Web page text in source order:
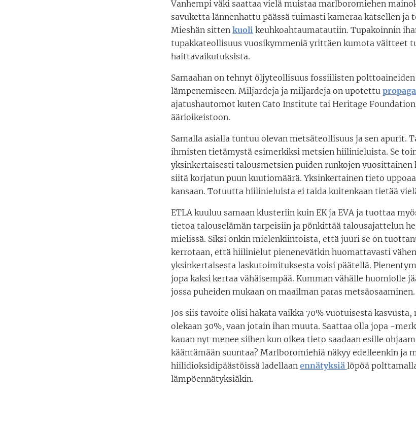
Vanhempi väki saattaa vielä muistaa marlboromiehen
savuketta lännenhattu päässä tuimasti kameraa katsellen ja
Mieshän sitten kuoli keuhkoahtaumatautiin. Tupakoinnin
tupakkateollisuus vuosikymmeniä yrittäen kumota väitteet
haittavaikutuksista.
Samaahan on tehnyt öljyteollisuus fossiilisten
lämpenemiseen. Miljardeja ja miljardeja on upotettu
ajatushautomot kuten Cato Institute tai Heritage
äärioikeistoon.
Samalla asialla tuntuu olevan metsäteollisuus ja sen apurit.
ihmisten tietämystä esimerkiksi metsien hiilinieluista. Se
yksinkertaisesti talousmetsien puiden runkojen vuosittainen
siitä korjatun puun kuutiomäärä. Yksinkertainen tieto
kansaan. Totuutta hiilinieluista ei taida kuitenkaan tietää
ETLA kuuluu samaan klusteriin kuin EK ja EVA ja tuottaa
tietoa talouselämän tarpeisiin ja pönkittää talousajattelun
mielissä. Siksi onkin mielenkiintoista, että juuri se on
kerrotaan, että hiilinielut pienenevätkin huomattavasti
yksinkertaisesta laskutoimituksesta voisi päätellä.
jopa kaksi kertaa vähäisempää. Kumman vähälle huomiolle
jossa puheiden mukaan on maailman paras metsäosaaminen.
Jos siis tavoite olisi hakata vaikka 70% vuotuisesta
olekaan 30%, vaan jotain ihan muuta. Saattaa olla jopa -
kauan nyt menee siihen kun oikea tieto saadaan esille
kääntämään suuntaa? Marlboromiehiä näkyy edelleenkin ja
hiilidioksidipäästöissä ladellaan ennätyksiä löpöä
lämpöennätyksiäkin.